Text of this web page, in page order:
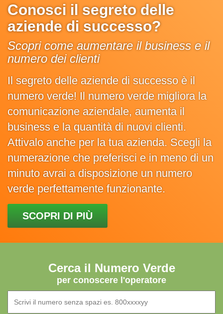
Conosci il segreto delle
aziende di successo?
Scopri come aumentare il business e il
numero dei clienti
Il segreto delle aziende di successo è il
numero verde! Il numero verde migliora la
comunicazione aziendale, aumenta il
business e la quantità di nuovi clienti.
Attivalo anche per la tua azienda. Scegli la
numerazione che preferisci e in meno di un
minuto avrai a disposizione un numero
verde perfettamente funzionante.
SCOPRI DI PIÙ
Cerca il Numero Verde
per conoscere l'operatore